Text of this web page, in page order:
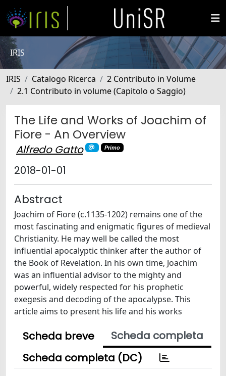
IRIS
IRIS Catalogo Ricerca
2 Contributo in Volume
2.1 Contributo in volume (Capitolo o Saggio)
The Life and Works of Joachim of
Fiore - An Overview
Alfredo Gatto Primo
2018-01-01
Abstract
Joachim of Fiore (c.1135-1202) remains one of the
most fascinating and enigmatic figures of medieval
Christianity. He may well be called the most
influential apocalyptic thinker after the author of
the Book of Revelation. In his own time, Joachim
was an influential advisor to the mighty and
powerful, widely respected for his prophetic
exegesis and decoding of the apocalypse. This
article aims to present his life and his works
Scheda breve
Scheda completa
Scheda completa (DC)